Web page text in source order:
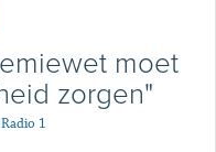
moet
zorgen"
Radio 1